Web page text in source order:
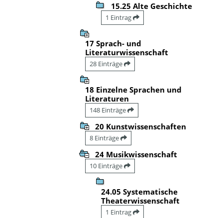
15.25 Alte Geschichte
1 Eintrag
17 Sprach- und
Literaturwissenschaft
28 Einträge
18 Einzelne Sprachen und
Literaturen
148 Einträge
20 Kunstwissenschaften
8 Einträge
24 Musikwissenschaft
10 Einträge
24.05 Systematische
Theaterwissenschaft
1 Eintrag